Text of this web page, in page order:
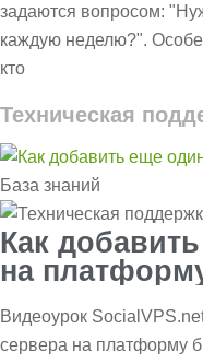
задаются вопросом:
каждую неделю?".
кто
Техническая
База знаний
Как
на
Видеоурок
сервера на платформу